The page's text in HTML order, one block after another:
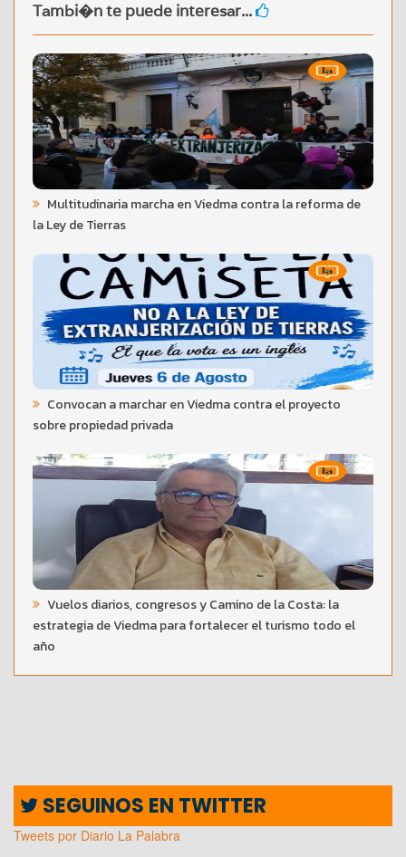
Tambi�n te puede interesar...
Multitudinaria marcha en Viedma contra la reforma de
la Ley de Tierras
Convocan a marchar en Viedma contra el proyecto
sobre propiedad privada
Vuelos diarios, congresos y Camino de la Costa: la
estrategia de Viedma para fortalecer el turismo todo el
año
SEGUINOS EN TWITTER
Tweets por Diario La Palabra